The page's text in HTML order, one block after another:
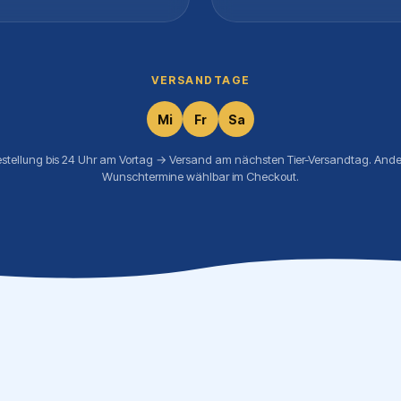
VERSANDTAGE
Mi Fr Sa
bis 24 Uhr am Vortag → Versand am nächsten Tier-Versandtag.
Wunschtermine wählbar im Checkout.